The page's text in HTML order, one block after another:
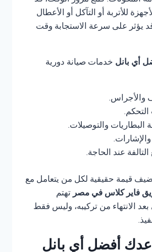
للأتربة أو التآكل أو الأعطال
قد يؤثر على سرعة الاستجابة وقت
أي بانل خدمات صيانة دورية
والأجراس.
البطاريات والتوصيلات.
عند الحاجة.
قيمة حقيقية لكل من يتعامل مع
فاير كلاس في مصر تهتم
الانتهاء من تركيبه، وليس فقط
أفضل أي بانل